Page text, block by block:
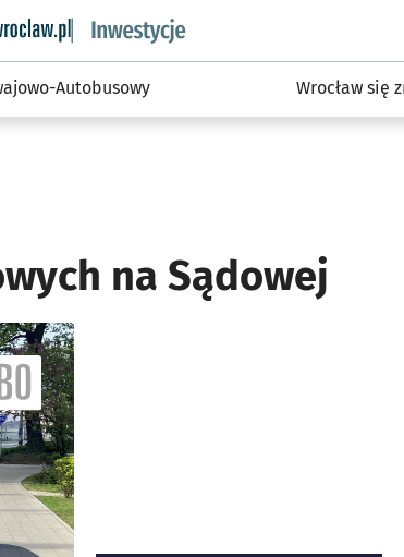
informacyjny wroclaw.pl podserwis:
Autobusowy Wrocław się
na Sądowej